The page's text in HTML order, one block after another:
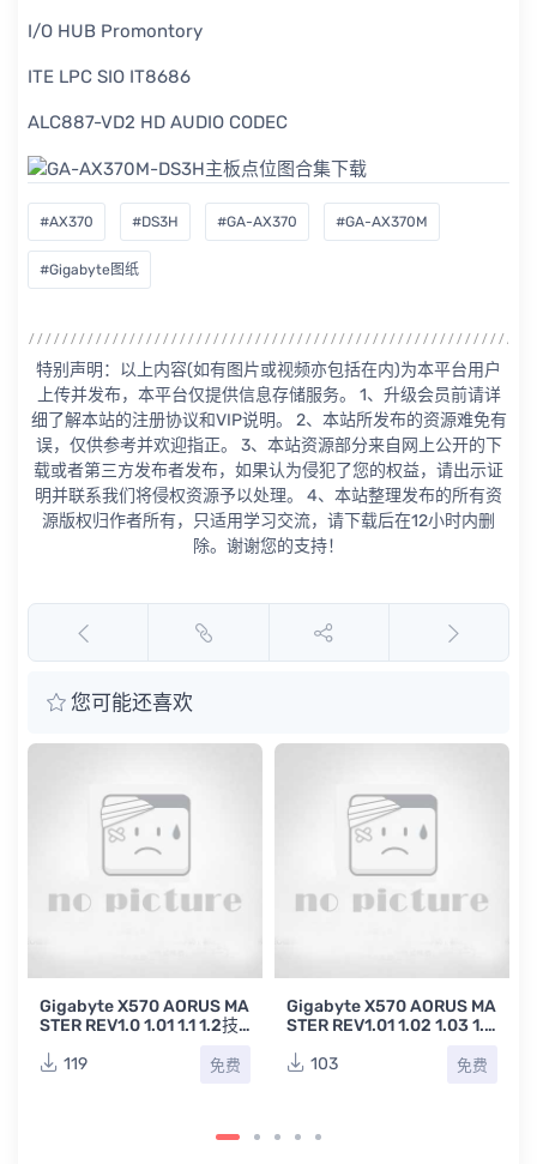
I/O HUB Promontory
ITE LPC SIO IT8686
ALC887-VD2 HD AUDIO CODEC
#AX370 #DS3H #GA-AX370 #GA-AX370M
#Gigabyte图纸
特别声明：以上内容(如有图片或视频亦包括在内)为本平台用户
上传并发布，本平台仅提供信息存储服务。 1、升级会员前请详
细了解本站的注册协议和VIP说明。 2、本站所发布的资源难免有
误，仅供参考并欢迎指正。 3、本站资源部分来自网上公开的下
载或者第三方发布者发布，如果认为侵犯了您的权益，请出示证
明并联系我们将侵权资源予以处理。 4、本站整理发布的所有资
源版权归作者所有，只适用学习交流，请下载后在12小时内删
除。谢谢您的支持！
您可能还喜欢
X570 AORUS MA
1.01 1.1 1.2技
Gigabyte X570 AORUS MA
STER REV1.01 1.02 1.03 1.1
合集103